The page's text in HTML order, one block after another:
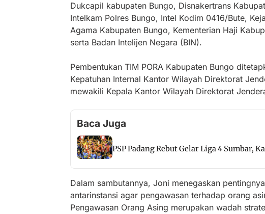
Dukcapil kabupaten Bungo, Disnakertrans
Intelkam Polres Bungo, Intel Kodim 0416/Bute,
Agama Kabupaten Bungo, Kementerian Haji
serta Badan Intelijen Negara (BIN).
Pembentukan TIM PORA Kabupaten Bungo
Kepatuhan Internal Kantor Wilayah Direktorat
mewakili Kepala Kantor Wilayah Direktorat
Baca Juga
PSP Padang Rebut Gelar Liga 4 Sumbar,
Dalam sambutannya, Joni menegaskan
antarinstansi agar pengawasan terhadap orang
Pengawasan Orang Asing merupakan wadah